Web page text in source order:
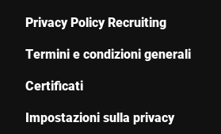
Privacy Policy Recruiting
Termini e condizioni generali
Certificati
Impostazioni sulla privacy